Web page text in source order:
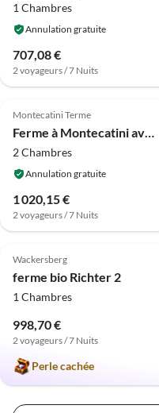
1 Chambres
Annulation gratuite
707,08 €
2 voyageurs / 7 Nuits
4.1 (8)
Montecatini Terme
Ferme à Montecatini avec sauna et piscine
2 Chambres
Annulation gratuite
1 020,15 €
2 voyageurs / 7 Nuits
Annonce
5.0 (5)
Wackersberg
ferme bio Richter 2
1 Chambres
998,70 €
2 voyageurs / 7 Nuits
Perle cachée